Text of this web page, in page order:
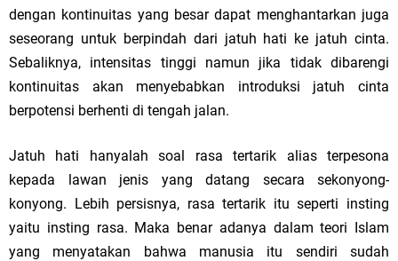
dengan kontinuitas yang besar dapat menghantarkan juga
seseorang untuk berpindah dari jatuh hati ke jatuh cinta.
Sebaliknya, intensitas tinggi namun jika tidak dibarengi
kontinuitas akan menyebabkan introduksi jatuh cinta
berpotensi berhenti di tengah jalan.
Jatuh hati hanyalah soal rasa tertarik alias terpesona
kepada lawan jenis yang datang secara sekonyong-
konyong. Lebih persisnya, rasa tertarik itu seperti insting
yaitu insting rasa. Maka benar adanya dalam teori Islam
yang menyatakan bahwa manusia itu sendiri sudah